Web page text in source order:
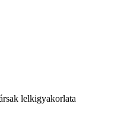
lelkigyakorlata